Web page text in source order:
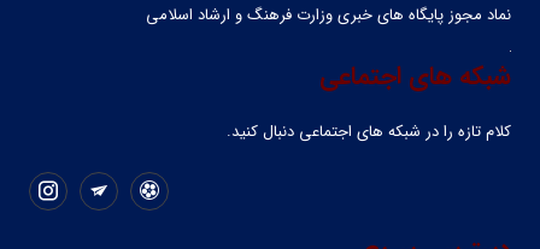
نماد مجوز پایگاه های خبری وزارت فرهنگ و ارشاد اسلامی
شبکه های اجتماعی
کلام تازه را در شبکه ‌های اجتماعی دنبال کنید.